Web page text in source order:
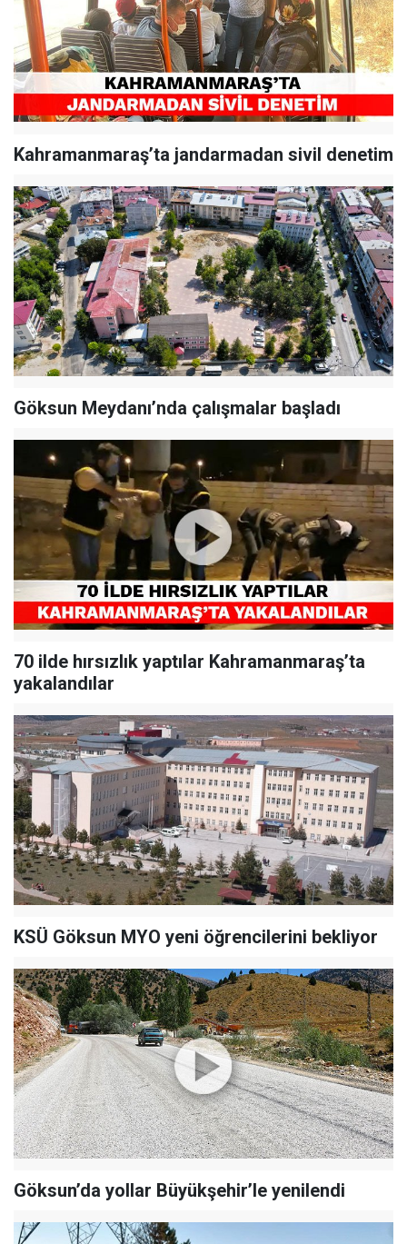
Kahramanmaraş’ta jandarmadan sivil denetim
Göksun Meydanı’nda çalışmalar başladı
70 ilde hırsızlık yaptılar Kahramanmaraş’ta
yakalandılar
KSÜ Göksun MYO yeni öğrencilerini bekliyor
Göksun’da yollar Büyükşehir’le yenilendi